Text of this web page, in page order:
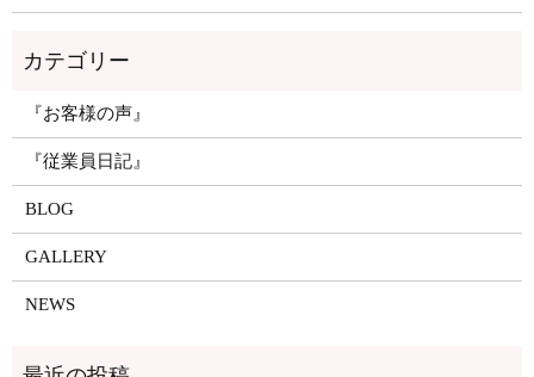
『お客様の声』
『従業員日記』
BLOG
GALLERY
NEWS